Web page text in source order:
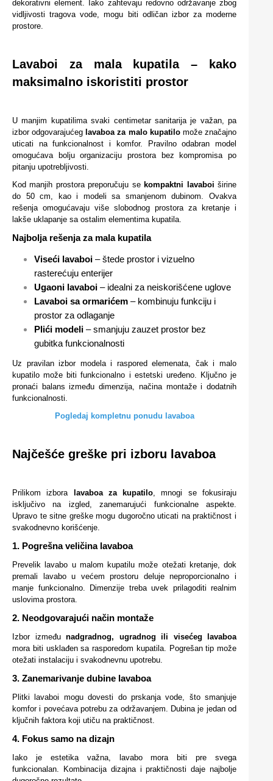
dekorativni element. Iako zahtevaju redovno održavanje zbog
vidljivosti tragova vode, mogu biti odličan izbor za moderne
prostore.
Lavaboi za mala kupatila – kako
maksimalno iskoristiti prostor
U manjim kupatilima svaki centimetar sanitarija je važan, pa
izbor odgovarajućeg lavaboa za malo kupatilomože značajno
uticati na funkcionalnost i komfor. Pravilno odabran model
omogućava bolju organizaciju prostora bez kompromisa po
pitanju upotrebljivosti.
Kod manjih prostora preporučuju se kompaktni lavaboi širine
do 50 cm, kao i modeli sa smanjenom dubinom. Ovakva
rešenja omogućavaju više slobodnog prostora za kretanje i
lakše uklapanje sa ostalim elementima kupatila.
Najbolja rešenja za mala kupatila
Viseći lavaboi – štede prostor i vizuelno
rasterećuju enterijer
Ugaoni lavaboi – idealni za neiskorišćene uglove
Lavaboi sa ormarićem – kombinuju funkciju i
prostor za odlaganje
Plići modeli – smanjuju zauzet prostor bez
gubitka funkcionalnosti
Uz pravilan izbor modela i raspored elemenata, čak i malo
kupatilo može biti funkcionalno i estetski uređeno. Ključno je
pronaći balans između dimenzija, načina montaže i dodatnih
funkcionalnosti.
Pogledaj kompletnu ponudu lavaboa
Najčešće greške pri izboru lavaboa
Prilikom izbora lavaboa za kupatilo , mnogi se fokusiraju
isključivo na izgled, zanemarujući funkcionalne aspekte.
Upravo te sitne greške mogu dugoročno uticati na praktičnost i
svakodnevno korišćenje.
1. Pogrešna veličina lavaboa
Prevelik lavabo u malom kupatilu može otežati kretanje, dok
premali lavabo u većem prostoru deluje neproporcionalno i
manje funkcionalno. Dimenzije treba uvek prilagoditi realnim
uslovima prostora.
2. Neodgovarajući način montaže
Izbor između nadgradnog, ugradnog ili visećeg lavaboa
mora biti usklađen sa rasporedom kupatila. Pogrešan tip može
otežati instalaciju i svakodnevnu upotrebu.
3. Zanemarivanje dubine lavaboa
Plitki lavaboi mogu dovesti do prskanja vode, što smanjuje
komfor i povećava potrebu za održavanjem. Dubina je jedan od
ključnih faktora koji utiču na praktičnost.
4. Fokus samo na dizajn
Iako je estetika važna, lavabo mora biti pre svega
funkcionalan. Kombinacija dizajna i praktičnosti daje najbolje